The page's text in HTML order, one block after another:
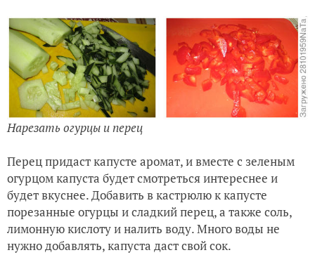
Нарезать огурцы и перец
Перец придаст капусте аромат, и вместе с зеленым
огурцом капуста будет смотреться интереснее и
будет вкуснее. Добавить в кастрюлю к капусте
порезанные огурцы и сладкий перец, а также соль,
лимонную кислоту и налить воду. Много воды не
нужно добавлять, капуста даст свой сок.